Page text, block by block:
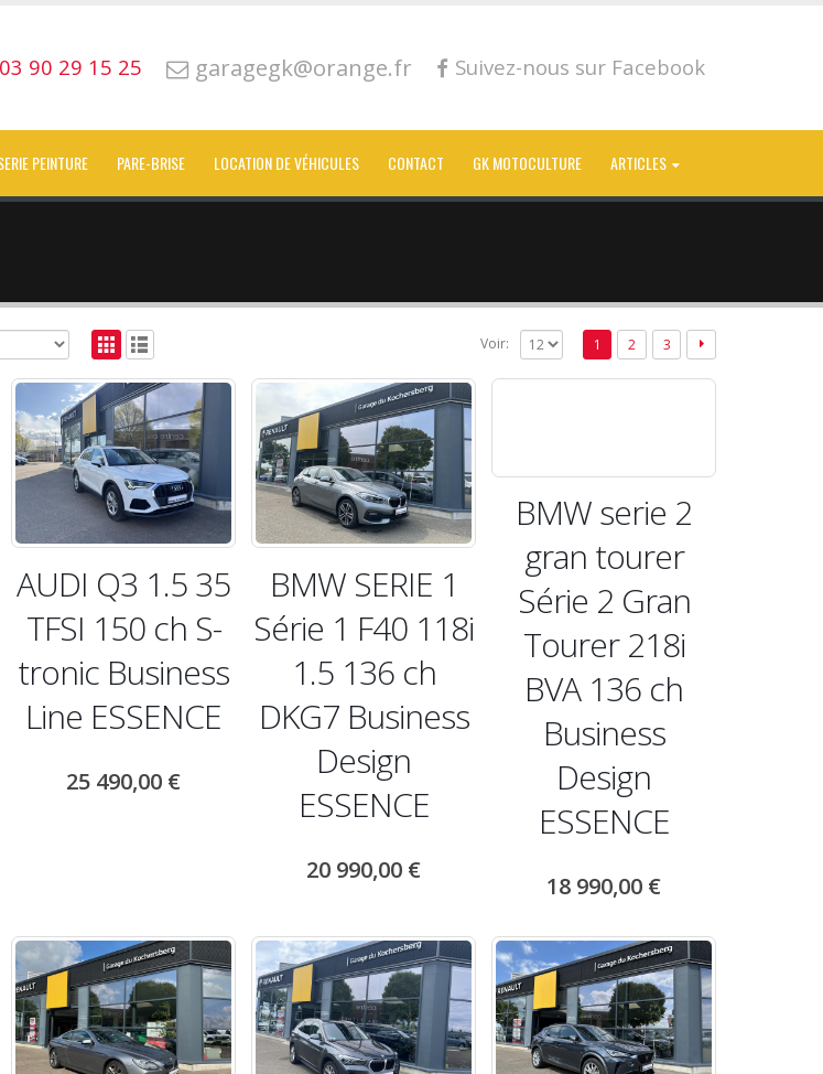
03 90 29 15 25 garagegk@orange.fr Suivez-nous sur Facebook
PEINTURE PARE-BRISE LOCATION DE VÉHICULES CONTACT GK MOTOCULTURE ARTICLES
Voir: 1 2 3
AUDI Q3 1.5 35
TFSI 150 ch S-
tronic Business
Line ESSENCE
25 490,00 €
BMW SERIE 1
Série 1 F40 118i
1.5 136 ch
DKG7 Business
Design
ESSENCE
20 990,00 €
BMW serie 2
gran tourer
Série 2 Gran
Tourer 218i
BVA 136 ch
Business
Design
ESSENCE
18 990,00 €